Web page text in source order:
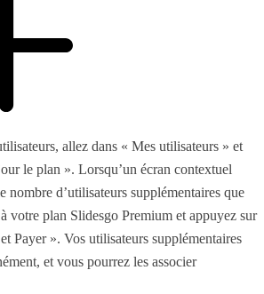
allez dans « Mes utilisateurs » et
le plan ». Lorsqu’un écran contextuel
nombre d’utilisateurs supplémentaires que
votre plan Slidesgo Premium et appuyez sur
Payer ». Vos utilisateurs supplémentaires
et vous pourrez les associer